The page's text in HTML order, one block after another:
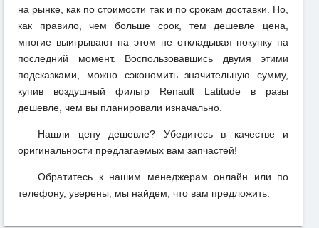
на рынке, как по стоимости так и по срокам доставки. Но,
как правило, чем больше срок, тем дешевле цена,
многие выигрывают на этом не откладывая покупку на
последний момент. Воспользовавшись двумя этими
подсказками, можно сэкономить значительную сумму,
купив воздушный фильтр Renault Latitude в разы
дешевле, чем вы планировали изначально.
Нашли цену дешевле? Убедитесь в качестве и
оригинальности предлагаемых вам запчастей!
Обратитесь к нашим менеджерам онлайн или по
телефону, уверены, мы найдем, что вам предложить.